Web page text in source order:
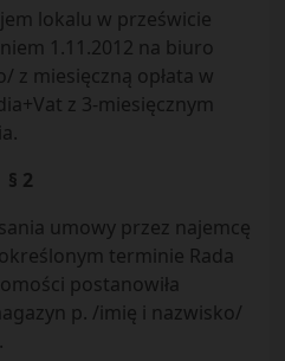
lokalu w prześwicie
1.11.2012 na biuro
z miesięczną opłata w
z 3-miesięcznym
§ 2
umowy przez najemcę
terminie Rada
postanowiła
p. /imię i nazwisko/